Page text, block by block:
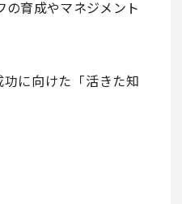
の育成やマネジメント
に向けた「活きた知